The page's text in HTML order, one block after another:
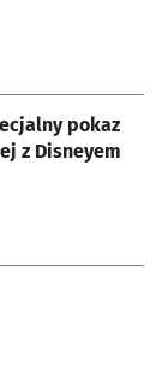
pokaz
z Disneyem